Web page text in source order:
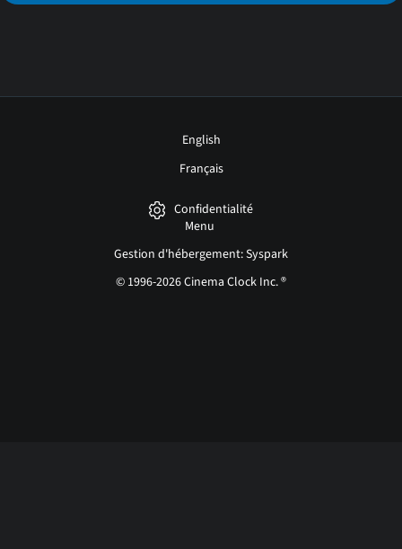
English
Français
Confidentialité
Menu
Gestion d'hébergement: Syspark
© 1996-2026 Cinema Clock Inc. ®